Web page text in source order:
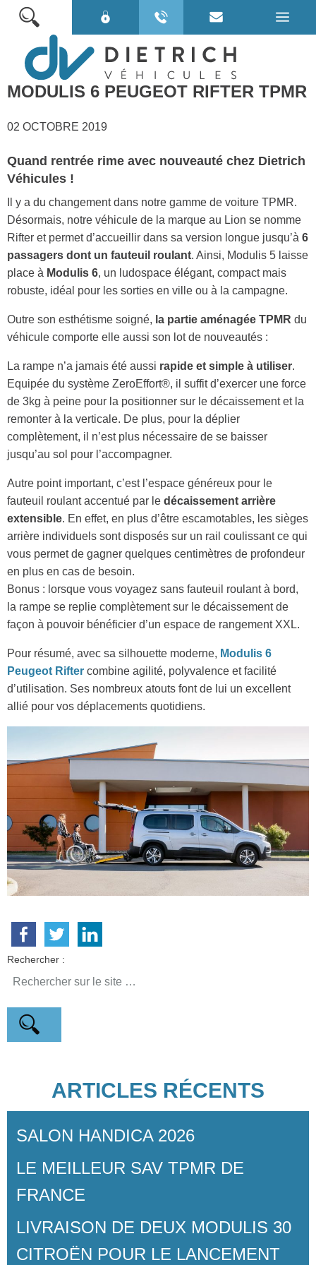
VOITURES TPMR
VÉHICULES ÉLECTRIQUES
POUR BIEN CHOISIR
QUI SOMMES NOUS ?
NOS SERVICES
NOS LOCATIONS
MODULIS 6 PEUGEOT RIFTER TPMR
02 OCTOBRE 2019
Quand rentrée rime avec nouveauté chez Dietrich
Véhicules !
Il y a du changement dans notre gamme de voiture TPMR.
Désormais, notre véhicule de la marque au Lion se nomme
Rifter et permet d’accueillir dans sa version longue jusqu’à 6
passagers dont un fauteuil roulant. Ainsi, Modulis 5 laisse
place à Modulis 6, un ludospace élégant, compact mais
robuste, idéal pour les sorties en ville ou à la campagne.
Outre son esthétisme soigné, la partie aménagée TPMR du
véhicule comporte elle aussi son lot de nouveautés :
La rampe n’a jamais été aussi rapide et simple à utiliser.
Equipée du système ZeroEffort®, il suffit d’exercer une force
de 3kg à peine pour la positionner sur le décaissement et la
remonter à la verticale. De plus, pour la déplier
complètement, il n’est plus nécessaire de se baisser
jusqu’au sol pour l’accompagner.
Autre point important, c’est l’espace généreux pour le
fauteuil roulant accentué par le décaissement arrière
extensible. En effet, en plus d’être escamotables, les sièges
arrière individuels sont disposés sur un rail coulissant ce qui
vous permet de gagner quelques centimètres de profondeur
en plus en cas de besoin.
Bonus : lorsque vous voyagez sans fauteuil roulant à bord,
la rampe se replie complètement sur le décaissement de
façon à pouvoir bénéficier d’un espace de rangement XXL.
Pour résumé, avec sa silhouette moderne, Modulis 6
Peugeot Rifter combine agilité, polyvalence et facilité
d’utilisation. Ses nombreux atouts font de lui un excellent
allié pour vos déplacements quotidiens.
Rechercher :
ARTICLES RÉCENTS
SALON HANDICA 2026
LE MEILLEUR SAV TPMR DE
FRANCE
LIVRAISON DE DEUX MODULIS 30
CITROËN POUR LE LANCEMENT